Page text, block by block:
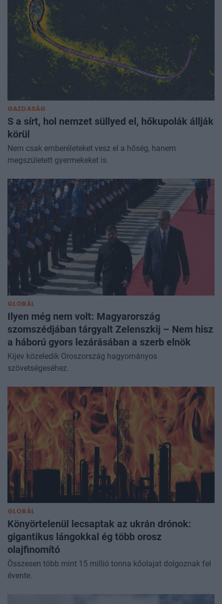
GAZDASÁG
S a sírt, hol nemzet süllyed el, hőkupolák állják
körül
Nem csak emberéleteket vesz el a hőség, hanem
megszületett gyermekeket is.
GLOBÁL
Ilyen még nem volt: Magyarország
szomszédjában tárgyalt Zelenszkij – Nem hisz
a háború gyors lezárásában a szerb elnök
Kijev közeledik Oroszország hagyományos
szövetségeséhez.
GLOBÁL
Könyörtelenül lecsaptak az ukrán drónok:
gigantikus lángokkal ég több orosz
olajfinomító
Összesen több mint 15 millió tonna kőolajat dolgoznak fel
évente.